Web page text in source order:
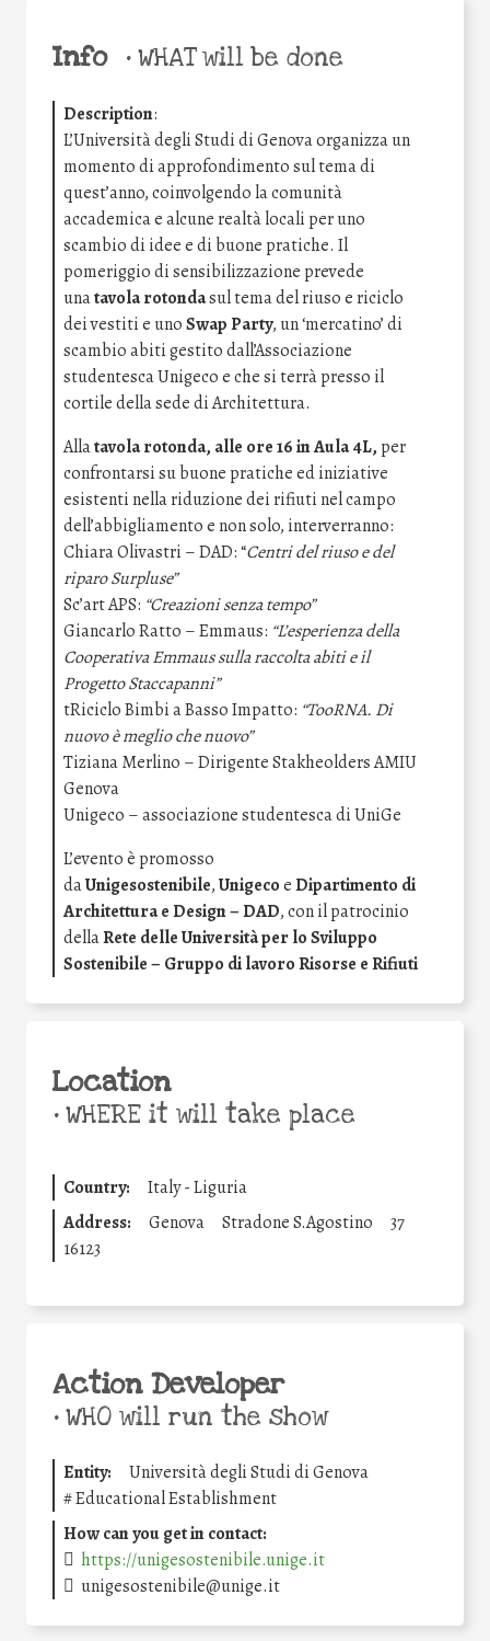
Info •WHAT will be done
Description:
L’Università degli Studi di Genova organizza un
momento di approfondimento sul tema di
quest’anno, coinvolgendo la comunità
accademica e alcune realtà locali per uno
scambio di idee e di buone pratiche. Il
pomeriggio di sensibilizzazione prevede
unatavola rotondasul tema del riuso e riciclo
dei vestiti e unoSwap Party, un ‘mercatino’ di
scambio abiti gestito dall’Associazione
studentesca Unigeco e che si terrà presso il
cortile della sede di Architettura.
Allatavola rotonda, alle ore 16 in Aula 4L, per
confrontarsi su buone pratiche ed iniziative
esistenti nella riduzione dei rifiuti nel campo
dell’abbigliamento e non solo, interverranno:
Chiara Olivastri – DAD: “Centri del riuso e del
riparo Surpluse”
Sc’art APS: “Creazioni senza tempo”
Giancarlo Ratto – Emmaus: “L’esperienza della
Cooperativa Emmaus sulla raccolta abiti e il
Progetto Staccapanni”
tRiciclo Bimbi a Basso Impatto: “TooRNA. Di
nuovo è meglio che nuovo”
Tiziana Merlino – Dirigente Stakheolders AMIU
Genova
Unigeco –associazione studentesca di UniGe
L’evento è promosso
daUnigesostenibile,UnigecoeDipartimento di
Architettura e Design – DAD, con il patrocinio
dellaRete delle Università per lo Sviluppo
Sostenibile – Gruppo di lavoro Risorse e Rifiuti
Location
•WHERE it will take place
Country:
Italy - Liguria
Address:
Genova Stradone S.Agostino
37
16123
Action Developer
•WHO will run the show
Entity:
Università degli Studi di Genova
#Educational Establishment
How can you get in contact:
https://unigesostenibile.unige.it
unigesostenibile@unige.it